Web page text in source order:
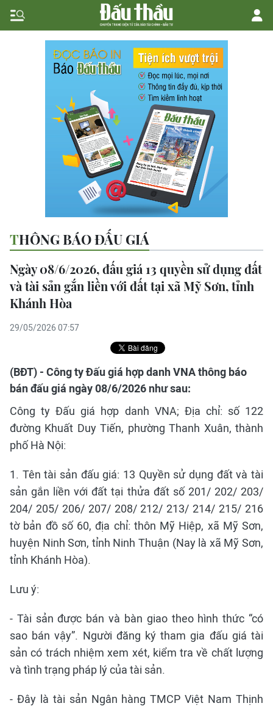
THÔNG BÁO ĐẤU GIÁ
Ngày 08/6/2026, đấu giá 13 quyền sử dụng đất
và tài sản gắn liền với đất tại xã Mỹ Sơn, tỉnh
Khánh Hòa
29/05/2026 07:57
(BĐT) - Công ty Đấu giá hợp danh VNA thông báo
bán đấu giá ngày 08/6/2026 như sau:
Công ty Đấu giá hợp danh VNA; Địa chỉ: số 122
đường Khuất Duy Tiến, phường Thanh Xuân, thành
phố Hà Nội:
1. Tên tài sản đấu giá: 13 Quyền sử dụng đất và tài
sản gắn liền với đất tại thửa đất số 201/ 202/ 203/
204/ 205/ 206/ 207/ 208/ 212/ 213/ 214/ 215/ 216
tờ bản đồ số 60, địa chỉ: thôn Mỹ Hiệp, xã Mỹ Sơn,
huyện Ninh Sơn, tỉnh Ninh Thuận (Nay là xã Mỹ Sơn,
tỉnh Khánh Hòa).
Lưu ý:
- Tài sản được bán và bàn giao theo hình thức “có
sao bán vậy”. Người đăng ký tham gia đấu giá tài
sản có trách nhiệm xem xét, kiểm tra về chất lượng
và tình trạng pháp lý của tài sản.
- Đây là tài sản Ngân hàng TMCP Việt Nam Thịnh